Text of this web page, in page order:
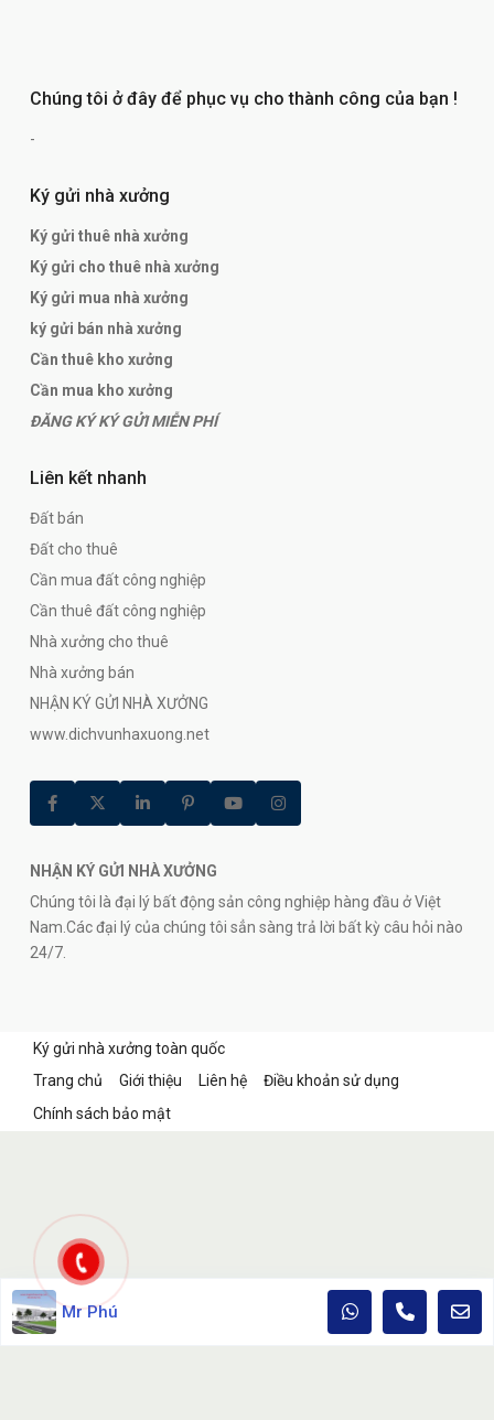
Chúng tôi ở đây để phục vụ cho thành công của bạn !
-
Ký gửi nhà xưởng
Ký gửi thuê nhà xưởng
Ký gửi cho thuê nhà xưởng
Ký gửi mua nhà xưởng
ký gửi bán nhà xưởng
Cần thuê kho xưởng
Cần mua kho xưởng
ĐĂNG KÝ KÝ GỬI MIỄN PHÍ
Liên kết nhanh
Đất bán
Đất cho thuê
Cần mua đất công nghiệp
Cần thuê đất công nghiệp
Nhà xưởng cho thuê
Nhà xưởng bán
NHẬN KÝ GỬI NHÀ XƯỞNG
www.dichvunhaxuong.net
NHẬN KÝ GỬI NHÀ XƯỞNG
Chúng tôi là đại lý bất động sản công nghiệp hàng đầu ở Việt
Nam.Các đại lý của chúng tôi sẳn sàng trả lời bất kỳ câu hỏi nào
24/7.
Ký gửi nhà xưởng toàn quốc
Trang chủ
Giới thiệu Liên hệ
Điều khoản sử dụng
Chính sách bảo mật
Mr Phú